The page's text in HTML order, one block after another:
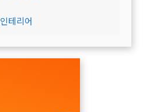
테리어